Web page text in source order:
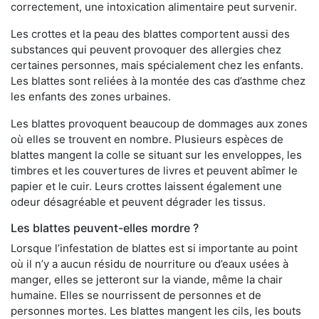
correctement, une intoxication alimentaire peut survenir.
Les crottes et la peau des blattes comportent aussi des
substances qui peuvent provoquer des allergies chez
certaines personnes, mais spécialement chez les enfants.
Les blattes sont reliées à la montée des cas d’asthme chez
les enfants des zones urbaines.
Les blattes provoquent beaucoup de dommages aux zones
où elles se trouvent en nombre. Plusieurs espèces de
blattes mangent la colle se situant sur les enveloppes, les
timbres et les couvertures de livres et peuvent abîmer le
papier et le cuir. Leurs crottes laissent également une
odeur désagréable et peuvent dégrader les tissus.
Les blattes peuvent-elles mordre ?
Lorsque l’infestation de blattes est si importante au point
où il n’y a aucun résidu de nourriture ou d’eaux usées à
manger, elles se jetteront sur la viande, même la chair
humaine. Elles se nourrissent de personnes et de
personnes mortes. Les blattes mangent les cils, les bouts